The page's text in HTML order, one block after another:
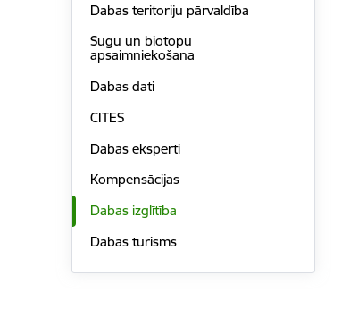
Dabas teritoriju pārvaldība
Sugu un biotopu
apsaimniekošana
Dabas dati
CITES
Dabas eksperti
Kompensācijas
Dabas izglītība
Dabas tūrisms